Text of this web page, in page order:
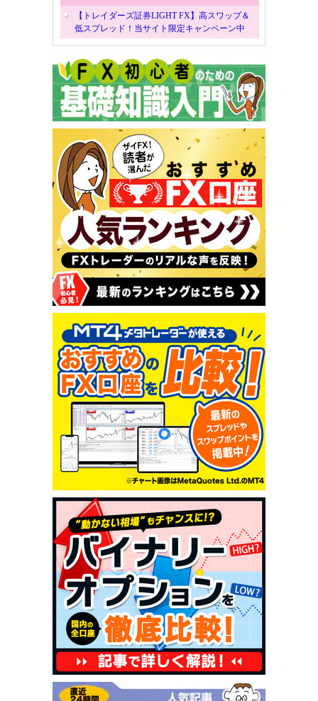
【トレイダーズ証券LIGHT FX】高スワップ＆
低スプレッド！当サイト限定キャンペーン中